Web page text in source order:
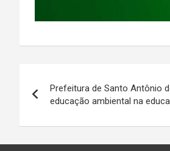
de
Post
Prefeitura de Santo Antônio
educação ambiental na